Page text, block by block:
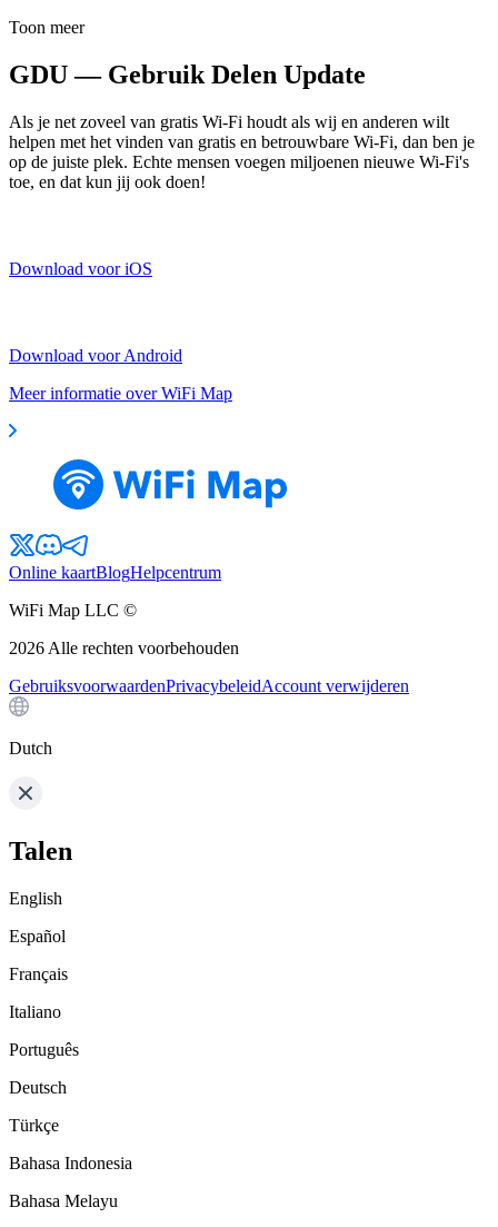
Toon meer
GDU — Gebruik Delen Update
Als je net zoveel van gratis Wi-Fi houdt als wij en anderen wilt
helpen met het vinden van gratis en betrouwbare Wi-Fi, dan ben je
op de juiste plek. Echte mensen voegen miljoenen nieuwe Wi-Fi's
toe, en dat kun jij ook doen!
Download voor iOS
Download voor Android
Meer informatie over WiFi Map
Online kaartBlogHelpcentrum
WiFi Map LLC ©
2026 Alle rechten voorbehouden
GebruiksvoorwaardenPrivacybeleidAccount verwijderen
Dutch
Talen
English
Español
Français
Italiano
Português
Deutsch
Türkçe
Bahasa Indonesia
Bahasa Melayu